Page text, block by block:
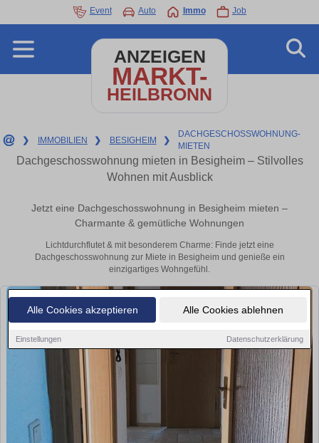
Alle Cookies akzeptieren Alle Cookies ablehnen
Einstellungen Datenschutzerklärung
Event Auto Immo Job
ANZEIGEN
MARKT-
HEILBRONN
❯ IMMOBILIEN ❯ BESIGHEIM ❯
DACHGESCHOSSWOHNUNG-
MIETEN
Dachgeschosswohnung mieten in Besigheim – Stilvolles
Wohnen mit Ausblick
Jetzt eine Dachgeschosswohnung in Besigheim mieten –
Charmante & gemütliche Wohnungen
Lichtdurchflutet & mit besonderem Charme: Finde jetzt eine
Dachgeschosswohnung zur Miete in Besigheim und genieße ein
einzigartiges Wohngefühl.